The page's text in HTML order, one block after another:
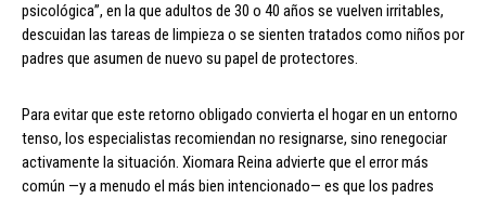
psicológica”, en la que adultos de 30 o 40 años se vuelven irritables,
descuidan las tareas de limpieza o se sienten tratados como niños por
padres que asumen de nuevo su papel de protectores.
Para evitar que este retorno obligado convierta el hogar en un entorno
tenso, los especialistas recomiendan no resignarse, sino renegociar
activamente la situación. Xiomara Reina advierte que el error más
común —y a menudo el más bien intencionado— es que los padres